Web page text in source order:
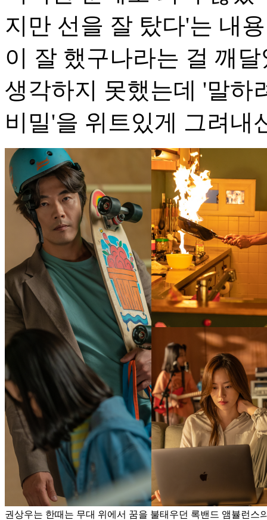
지만 선을 잘 탔다'는 내
이 잘 했구나라는 걸 깨
생각하지 못했는데 '말하
비밀'을 위트있게 그려내
권상우는 한때는 무대 위에서 꿈을 불태우던 록밴드 앰뷸런스